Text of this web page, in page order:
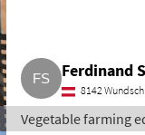
Ferdinand
8142
Vegetable farming